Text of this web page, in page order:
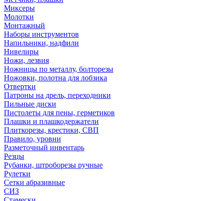
Миксеры
Молотки
Монтажный
Наборы инструментов
Напильники, надфили
Нивелиры
Ножи, лезвия
Ножницы по металлу, болторезы
Ножовки, полотна для лобзика
Отвертки
Патроны на дрель, переходники
Пильные диски
Пистолеты для пены, герметиков
Плашки и плашкодержатели
Плиткорезы, крестики, СВП
Правило, уровни
Разметочный инвентарь
Резцы
Рубанки, штроборезы ручные
Рулетки
Сетки абразивные
СИЗ